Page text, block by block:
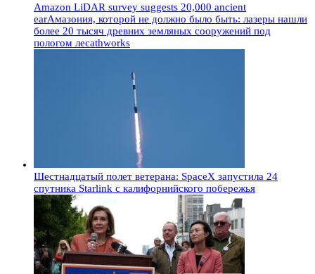
Amazon LiDAR survey suggests 20,000 ancient
earАмазония, которой не должно было быть: лазеры нашли
более 20 тысяч древних земляных сооружений под
пологом лесаthworks
Шестнадцатый полет ветерана: SpaceX запустила 24
спутника Starlink с калифорнийского побережья